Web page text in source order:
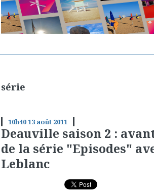
série
10h4013 août 2011
Deauville saison 2 :
de la série "Episodes"
Leblanc